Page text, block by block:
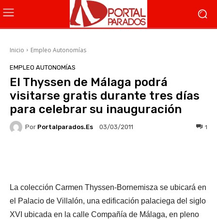
Inicio Empleo Autonomías
EMPLEO AUTONOMÍAS
El Thyssen de Málaga podrá
visitarse gratis durante tres días
para celebrar su inauguración
Por Portalparados.es 03/03/2011 1
La colección Carmen Thyssen-Bornemisza se ubicará en
el Palacio de Villalón, una edificación palaciega del siglo
XVI ubicada en la calle Compañía de Málaga, en pleno